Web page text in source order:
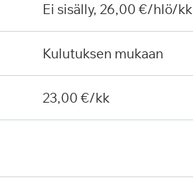
Ei sisälly, 26,00 €/hlö/kk
Kulutuksen mukaan
23,00 €/kk